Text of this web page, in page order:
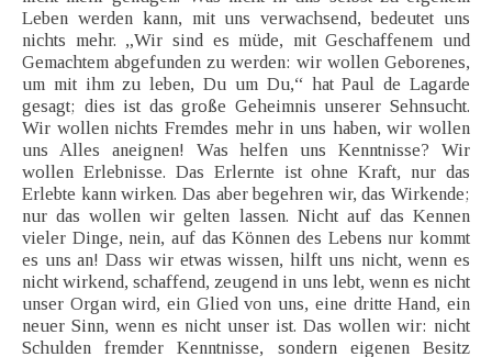
Leben werden kann, mit uns verwachsend, bedeutet uns
nichts mehr. „Wir sind es müde, mit Geschaffenem und
Gemachtem abgefunden zu werden: wir wollen Geborenes,
um mit ihm zu leben, Du um Du,“ hat Paul de Lagarde
gesagt; dies ist das große Geheimnis unserer Sehnsucht.
Wir wollen nichts Fremdes mehr in uns haben, wir wollen
uns Alles aneignen! Was helfen uns Kenntnisse? Wir
wollen Erlebnisse. Das Erlernte ist ohne Kraft, nur das
Erlebte kann wirken. Das aber begehren wir, das Wirkende;
nur das wollen wir gelten lassen. Nicht auf das Kennen
vieler Dinge, nein, auf das Können des Lebens nur kommt
es uns an! Dass wir etwas wissen, hilft uns nicht, wenn es
nicht wirkend, schaffend, zeugend in uns lebt, wenn es nicht
unser Organ wird, ein Glied von uns, eine dritte Hand, ein
neuer Sinn, wenn es nicht unser ist. Das wollen wir: nicht
Schulden fremder Kenntnisse, sondern eigenen Besitz